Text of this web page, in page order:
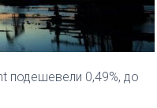
подешевели 0,49%, до